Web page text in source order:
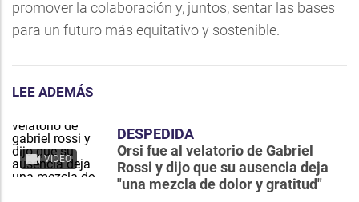
promover la colaboración y, juntos, sentar las bases
para un futuro más equitativo y sostenible.
LEE ADEMÁS
VIDEO
DESPEDIDA
Orsi fue al velatorio de Gabriel
Rossi y dijo que su ausencia deja
"una mezcla de dolor y gratitud"